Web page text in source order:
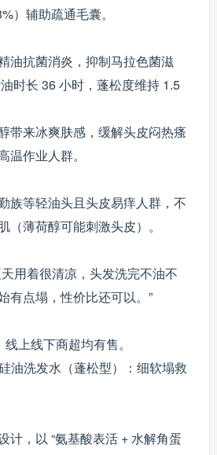
）辅助疏通毛囊。
油抗菌消炎，抑制马拉色菌滋
时长 36 小时，蓬松度维持 1.5
带来冰爽肤感，缓解头皮闷热瘙
温作业人群。
族等轻油头且头皮易痒人群，不
（薄荷醇可能刺激头皮）。
用着很清凉，头发洗完不油不
有点塌，性价比还可以。”
上线下商超均有售。
油洗发水（蓬松型）：细软塌救
计，以 “氨基酸表活 + 水解角蛋